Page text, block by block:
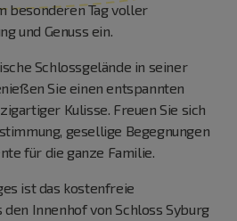
besonderen Tag voller
und Genuss ein.
Schlossgelände in seiner
Sie einen entspannten
Kulisse. Freuen Sie sich
gesellige Begegnungen
für die ganze Familie.
ist das kostenfreie
Innenhof von Schloss Syburg